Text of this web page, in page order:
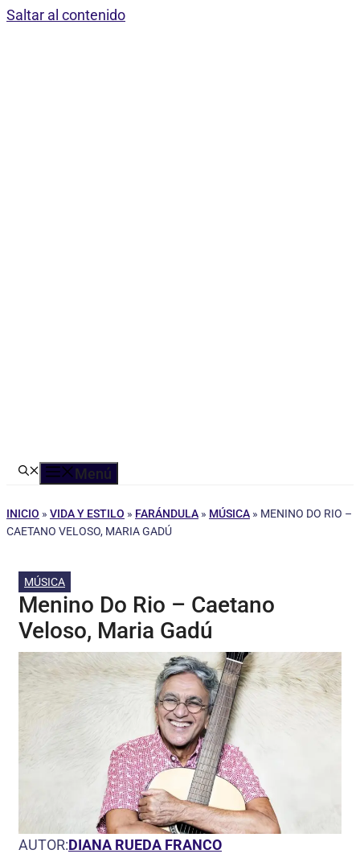
Saltar al contenido
Menú
INICIO » VIDA Y ESTILO » FARÁNDULA » MÚSICA » MENINO DO RIO –
CAETANO VELOSO, MARIA GADÚ
MÚSICA
Menino Do Rio – Caetano
Veloso, Maria Gadú
AUTOR:DIANA RUEDA FRANCO